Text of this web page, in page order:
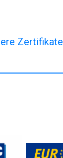
Zertifikate